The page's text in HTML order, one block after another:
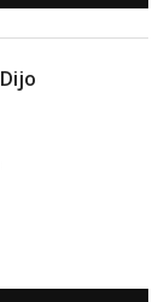
Dijo